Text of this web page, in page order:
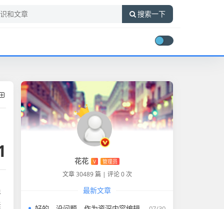
搜索一下
花花 V 管理员
文章 30489 篇 | 评论 0 次
最新文章